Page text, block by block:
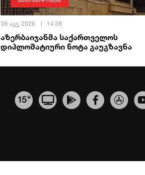
06 აგვ, 2026 14:38
აზერბაიჯანმა საქართველოს
დიპლომატიური ნოტა გაუგზავნა
15+